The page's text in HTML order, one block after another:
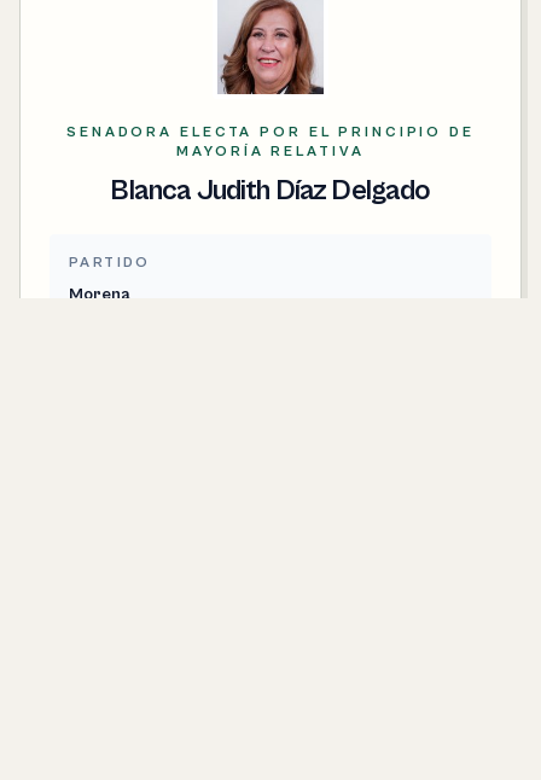
SENADORA ELECTA POR EL PRINCIPIO DE
MAYORÍA RELATIVA
Blanca Judith Díaz Delgado
PARTIDO
Morena